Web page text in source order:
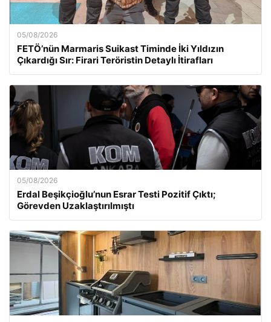
05/08/2026
FETÖ’nün Marmaris Suikast Timinde İki Yıldızın
Çıkardığı Sır: Firari Teröristin Detaylı İtirafları
05/08/2026
Erdal Beşikçioğlu’nun Esrar Testi Pozitif Çıktı;
Görevden Uzaklaştırılmıştı